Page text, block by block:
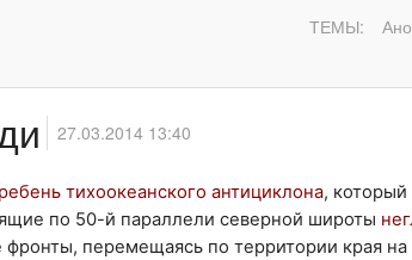
ТЕМЫ:
27.03.2014 13:40
тихоокеанского антициклона,
по 50-й параллели северной широты
перемещаясь по территории края на